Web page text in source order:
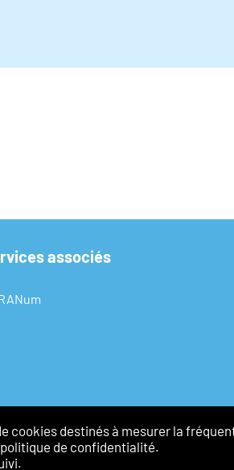
associés
destinés à mesurer la
de confidentialité.